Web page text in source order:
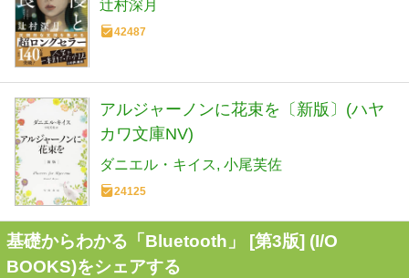
辻村深月
42487
アルジャーノンに花束を〔新版〕(ハヤ
カワ文庫NV)
ダニエル・キイス 小尾芙佐
24125
基礎からわかる「Bluetooth」 [第3版] (I/O
BOOKS)をシェアする